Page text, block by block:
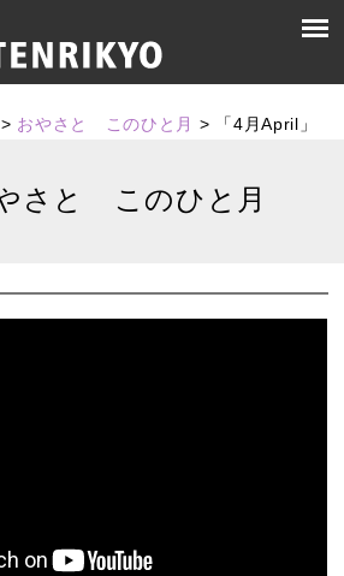
> おやさと このひと月 > 「4月April」
さと このひと月